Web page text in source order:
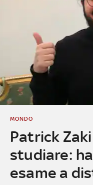
Patrick
studiare:
esame a
MONDO